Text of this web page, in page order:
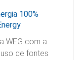
100%
WEG com a
de fontes